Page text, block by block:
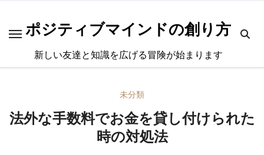
ポジティブマインドの創り方
新しい友達と知識を広げる冒険が始まります
未分類
法外な手数料でお金を貸し付けられた
時の対処法